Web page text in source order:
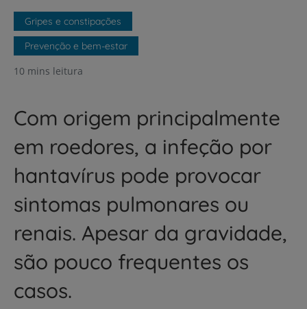
Gripes e constipações
Prevenção e bem-estar
10 mins leitura
Com origem principalmente
em roedores, a infeção por
hantavírus pode provocar
sintomas pulmonares ou
renais. Apesar da gravidade,
são pouco frequentes os
casos.